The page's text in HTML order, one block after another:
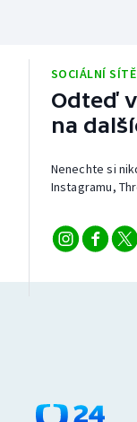
SOCIÁLNÍ SÍTĚ
Odteď
na
Nenechte si
Instagramu,